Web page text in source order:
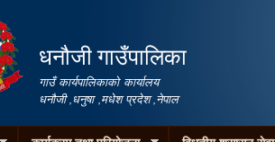
धनौजी गाउँपालिका
गाउँ कार्यपालिकाको कार्यालय
धनौजी ,धनुषा ,मधेश प्रदेश ,नेपाल